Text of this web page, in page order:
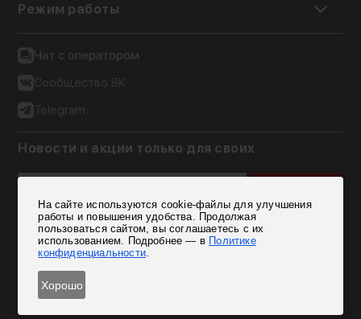
Режим работы
Чат с оператором
Сообщество ВК
Telegram
Новости и акции только для своих
Согласен на обработку персональных данных
На сайте используются cookie-файлы для улучшения
работы и повышения удобства. Продолжая
пользоваться сайтом, вы соглашаетесь с их
использованием. Подробнее — в Политике
конфиденциальности.
Хорошо